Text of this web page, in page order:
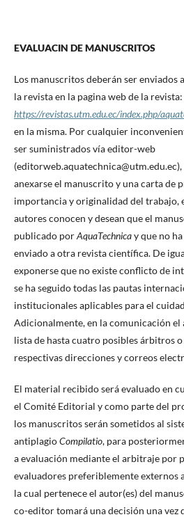
EVALUACIN DE MANUSCRITOS
Los manuscritos deberán ser enviados
la revista en la pagina web de la revista:
https://revistas.utm.edu.ec/index.php/
en la misma. Por cualquier
ser suministrados vía editor-web
anexarse el manuscrito y una carta de
importancia y originalidad del trabajo,
autores conocen y desean que el
publicado porAquaTechnicay que no
enviado a otra revista científica. De
exponerse que no existe conflicto de
se ha seguido todas las pautas
institucionales aplicables para el
Adicionalmente, en la comunicación el
lista de hasta cuatro posibles árbitros
respectivas direcciones y correos
El material recibido será evaluado en
el Comité Editorial y como parte del
los manuscritos serán sometidos al
antiplagioCompilatio, para
a evaluación mediante el arbitraje por
evaluadores preferiblemente externos
la cual pertenece el autor(es) del
co-editor tomará una decisión una vez